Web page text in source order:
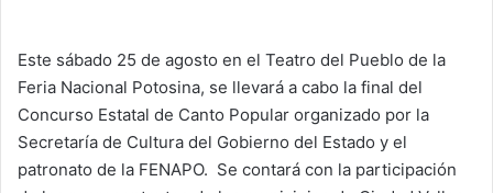
Este sábado 25 de agosto en el Teatro del Pueblo de la
Feria Nacional Potosina, se llevará a cabo la final del
Concurso Estatal de Canto Popular organizado por la
Secretaría de Cultura del Gobierno del Estado y el
patronato de la FENAPO. Se contará con la participación